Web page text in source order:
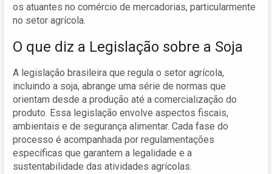
os atuantes no comércio de mercadorias, particularmente
no setor agrícola.
O que diz a Legislação sobre a Soja
A legislação brasileira que regula o setor agrícola,
incluindo a soja, abrange uma série de normas que
orientam desde a produção até a comercialização do
produto. Essa legislação envolve aspectos fiscais,
ambientais e de segurança alimentar. Cada fase do
processo é acompanhada por regulamentações
específicas que garantem a legalidade e a
sustentabilidade das atividades agrícolas.